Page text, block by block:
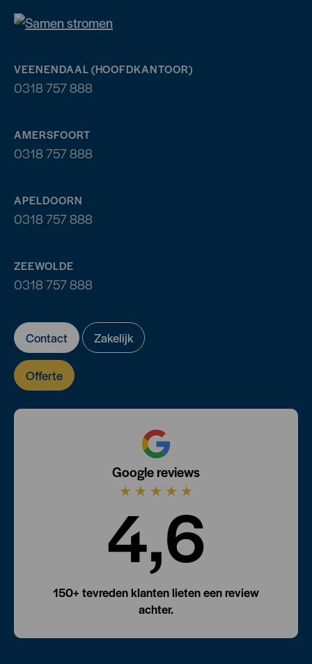
VEENENDAAL (HOOFDKANTOOR)
0318 757 888
AMERSFOORT
0318 757 888
APELDOORN
0318 757 888
ZEEWOLDE
0318 757 888
Contact Zakelijk
Offerte
Google reviews
★ ★ ★ ★ ★
4,6
150+ tevreden klanten lieten een review
achter.